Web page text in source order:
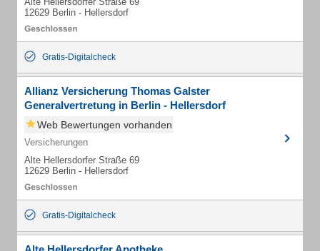
12629 Berlin - Hellersdorf
Gratis-Digitalcheck
Allianz Versicherung Thomas Galster
Generalvertretung in Berlin - Hellersdorf
Web Bewertungen vorhanden
Versicherungen
Alte Hellersdorfer Straße 69
12629 Berlin - Hellersdorf
Gratis-Digitalcheck